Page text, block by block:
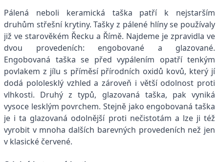
Pálená neboli keramická taška patří k nejstarším
druhům střešní krytiny. Tašky z pálené hlíny se používaly
již ve starověkém Řecku a Římě. Najdeme je zpravidla ve
dvou provedeních: engobované a glazované.
Engobovaná taška se před vypálením opatří tenkým
povlakem z jílu s příměsí přírodních oxidů kovů, který jí
dodá pololesklý vzhled a zároveň i větší odolnost proti
vlhkosti. Druhý z typů, glazovaná taška, pak vyniká
vysoce lesklým povrchem. Stejně jako engobovaná taška
je i ta glazovaná odolnější proti nečistotám a lze ji též
vyrobit v mnoha dalších barevných provedeních než jen
v klasické červené.